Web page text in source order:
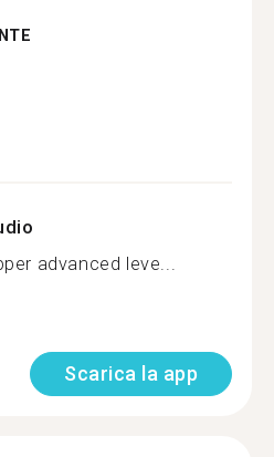
advanced leve...
Scarica la app